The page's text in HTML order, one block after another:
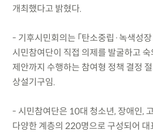
개최했다고 밝혔다.
- 기후시민회의는 「탄소중립·녹색성장
시민참여단이 직접 의제를 발굴하고
제안까지 수행하는 참여형 정책 결정
상설기구임.
- 시민참여단은 10대 청소년, 장애인,
다양한 계층의 220명으로 구성되어